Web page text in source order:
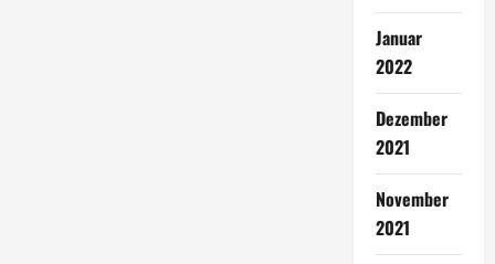
Januar
2022
Dezember
2021
November
2021